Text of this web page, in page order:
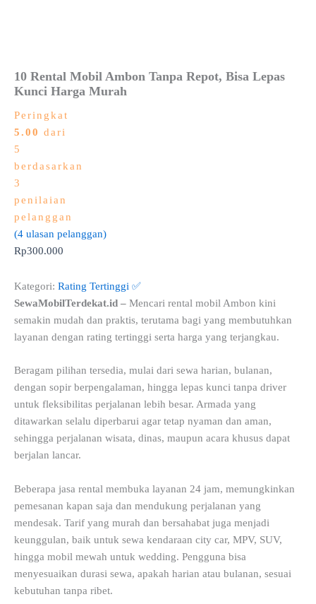
10 Rental Mobil Ambon Tanpa Repot, Bisa Lepas
Kunci Harga Murah
Peringkat
5.00 dari
5
berdasarkan
3
penilaian
pelanggan
(4 ulasan pelanggan)
Rp300.000
Kategori: Rating Tertinggi ✅
SewaMobilTerdekat.id – Mencari rental mobil Ambon kini
semakin mudah dan praktis, terutama bagi yang membutuhkan
layanan dengan rating tertinggi serta harga yang terjangkau.
Beragam pilihan tersedia, mulai dari sewa harian, bulanan,
dengan sopir berpengalaman, hingga lepas kunci tanpa driver
untuk fleksibilitas perjalanan lebih besar. Armada yang
ditawarkan selalu diperbarui agar tetap nyaman dan aman,
sehingga perjalanan wisata, dinas, maupun acara khusus dapat
berjalan lancar.
Beberapa jasa rental membuka layanan 24 jam, memungkinkan
pemesanan kapan saja dan mendukung perjalanan yang
mendesak. Tarif yang murah dan bersahabat juga menjadi
keunggulan, baik untuk sewa kendaraan city car, MPV, SUV,
hingga mobil mewah untuk wedding. Pengguna bisa
menyesuaikan durasi sewa, apakah harian atau bulanan, sesuai
kebutuhan tanpa ribet.